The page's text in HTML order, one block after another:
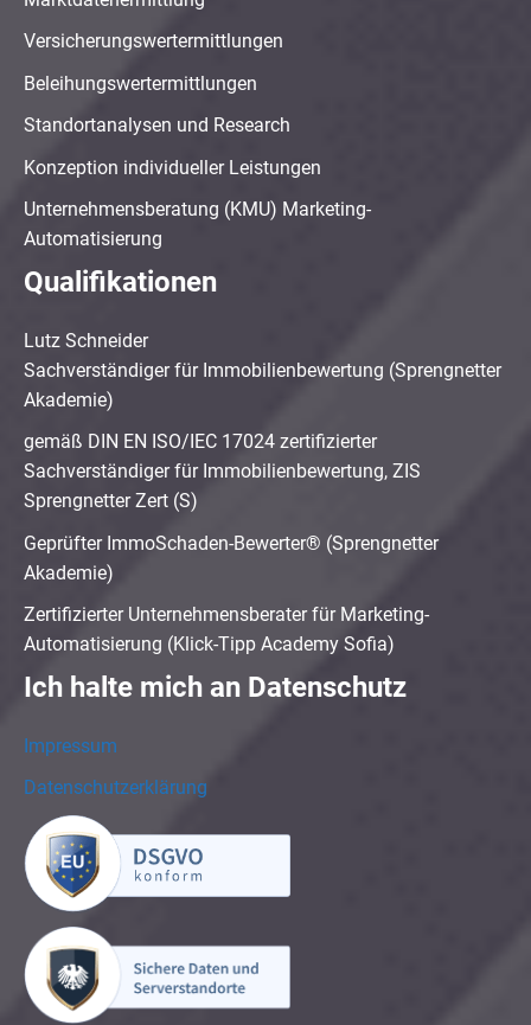
Versicherungswertermittlungen
Beleihungswertermittlungen
Standortanalysen und Research
Konzeption individueller Leistungen
Unternehmensberatung (KMU) Marketing-
Automatisierung
Qualifikationen
Lutz Schneider
Sachverständiger für Immobilienbewertung (Sprengnetter
Akademie)
gemäß DIN EN ISO/IEC 17024 zertifizierter
Sachverständiger für Immobilienbewertung, ZIS
Sprengnetter Zert (S)
Geprüfter ImmoSchaden-Bewerter® (Sprengnetter
Akademie)
Zertifizierter Unternehmensberater für Marketing-
Automatisierung (Klick-Tipp Academy Sofia)
Ich halte mich an Datenschutz
Impressum
Datenschutzerklärung